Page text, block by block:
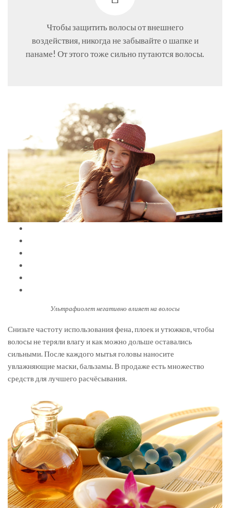
Чтобы защитить волосы от внешнего
воздействия, никогда не забывайте о шапке и
панаме! От этого тоже сильно путаются волосы.
Ультрафиолет негативно влияет на волосы
Снизьте частоту использования фена, плоек и утюжков, чтобы
волосы не теряли влагу и как можно дольше оставались
сильными. После каждого мытья головы наносите
увлажняющие маски, бальзамы. В продаже есть множество
средств для лучшего расчёсывания.